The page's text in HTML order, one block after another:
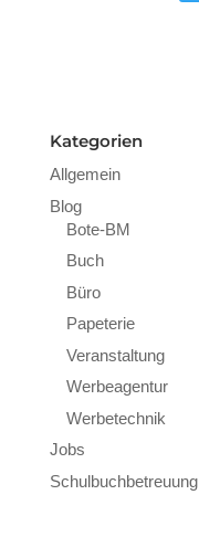
Kategorien
Allgemein
Blog
Bote-BM
Buch
Büro
Papeterie
Veranstaltung
Werbeagentur
Werbetechnik
Jobs
Schulbuchbetreuung